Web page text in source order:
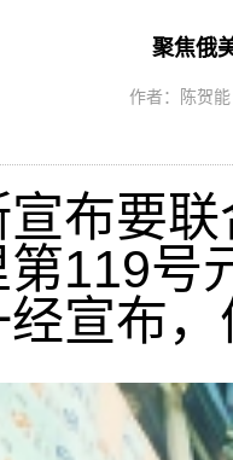
聚焦俄
作者：陈贺
要联
119号
宣布